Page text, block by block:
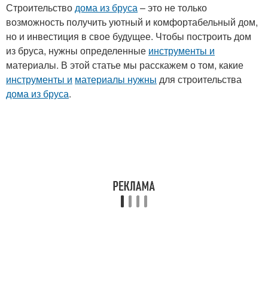
Строительстводома из бруса– это не только
возможность получить уютный и комфортабельный дом,
но и инвестиция в свое будущее. Чтобы построить дом
из бруса, нужны определенные инструменты и
материалы. В этой статье мы расскажем о том, какие
инструменты и материалы нужны для строительства
дома из бруса.